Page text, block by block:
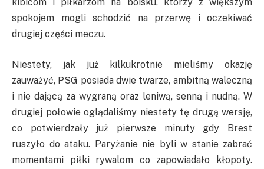
spokojem mogli schodzić na przerwę i oczekiwać
drugiej części meczu.
Niestety, jak już kilkukrotnie mieliśmy okazję
zauważyć, PSG posiada dwie twarze, ambitną waleczną
i nie dającą za wygraną oraz leniwą, senną i nudną. W
drugiej połowie oglądaliśmy niestety tę drugą wersję,
co potwierdzały już pierwsze minuty gdy Brest
ruszyło do ataku. Paryżanie nie byli w stanie zabrać
momentami piłki rywalom co zapowiadało kłopoty.